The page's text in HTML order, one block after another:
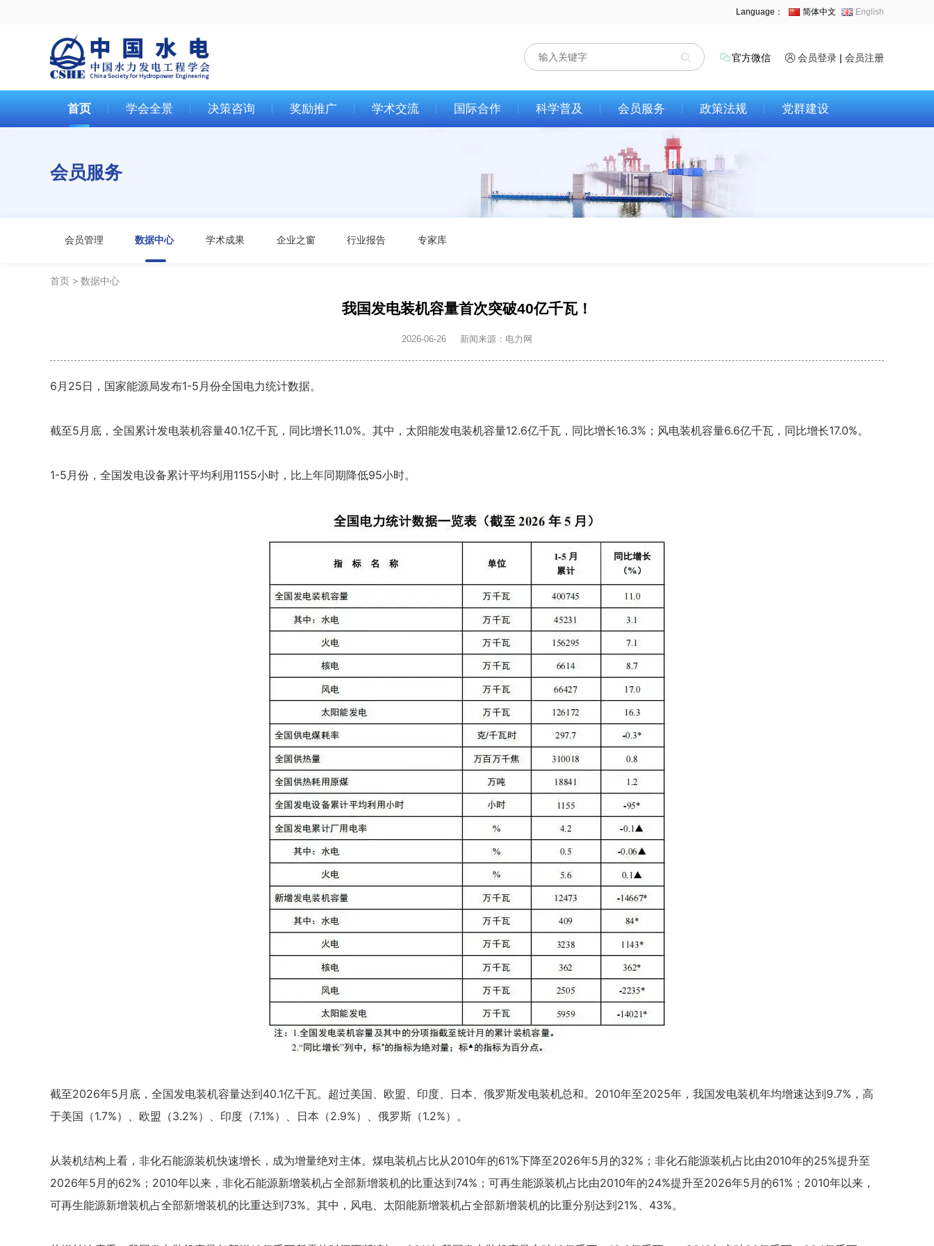
Language： 简体中文 English
官方微信 会员登录 | 会员注册
首页 学会全景 决策咨询 奖励推广 学术交流 国际合作 科学普及 会员服务 政策法规 党群建设
会员服务
会员管理 数据中心 学术成果 企业之窗 行业报告 专家库
首页 数据中心
我国发电装机容量首次突破40亿千瓦！
2026-06-26 新闻来源：电力网
6月25日，国家能源局发布1-5月份全国电力统计数据。
截至5月底，全国累计发电装机容量40.1亿千瓦，同比增长11.0%。其中，太阳能发电装机容量12.6亿千瓦，同比增长16.3%；风电装机容量6.6亿千瓦，同比增长17.0%。
1-5月份，全国发电设备累计平均利用1155小时，比上年同期降低95小时。
截至2026年5月底，全国发电装机容量达到40.1亿千瓦。超过美国、欧盟、印度、日本、俄罗斯发电装机总和。2010年至2025年，我国发电装机年均增速达到9.7%，高
于美国（1.7%）、欧盟（3.2%）、印度（7.1%）、日本（2.9%）、俄罗斯（1.2%）。
从装机结构上看，非化石能源装机快速增长，成为增量绝对主体。煤电装机占比从2010年的61%下降至2026年5月的32%；非化石能源装机占比由2010年的25%提升至
2026年5月的62%；2010年以来，非化石能源新增装机占全部新增装机的比重达到74%；可再生能源装机占比由2010年的24%提升至2026年5月的61%；2010年以来，
可再生能源新增装机占全部新增装机的比重达到73%。其中，风电、太阳能新增装机占全部新增装机的比重分别达到21%、43%。